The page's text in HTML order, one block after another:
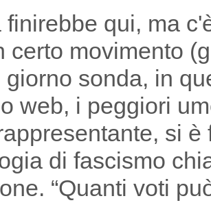
finirebbe qui, ma
certo movimento
giorno sonda, in
web, i peggiori
si è
di fascismo
“Quanti voti